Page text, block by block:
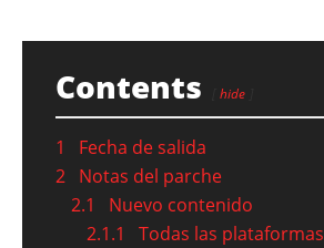
Contents hide
1
Fecha de salida
2 Notas del parche
2.1
Nuevo contenido
2.1.1
Todas las plataformas